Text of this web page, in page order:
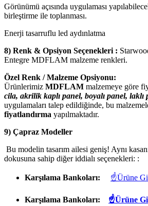
Görünümü açısında uygulaması
birleştirme ile toplanması.
Enerji tasarruflu led aydınlatma
8) Renk & Opsiyon Seçenekleri :
Entegre MDFLAM malzeme renkleri.
Özel Renk / Malzeme Opsiyonu:
Ürünlerimiz MDFLAM malzemeye göre
cila, akrilik kaplı panel, boyalı panel, laklı
uygulamaları talep edildiğinde, bu
fiyatlandırma yapılmaktadır.
9) Çapraz Modeller
Bu modelin tasarım ailesi geniş! Aynı
dokusuna sahip diğer iddialı seçenekleri: :
Karşılama Bankoları: ☝Ürüne
Karşılama Bankoları: ☝Ürüne